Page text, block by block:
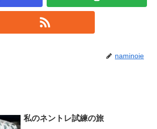
naminoie
私のネントレ試練の旅